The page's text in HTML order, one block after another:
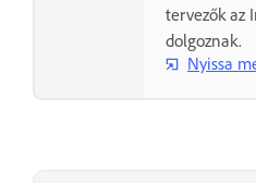
tervezők az
dolgoznak.
Nyissa